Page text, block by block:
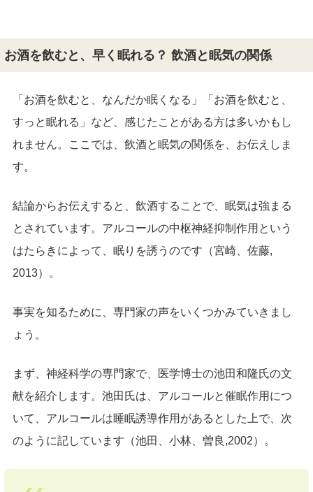
お酒を飲むと、早く眠れる？ 飲酒と眠気の関係
「お酒を飲むと、なんだか眠くなる」「お酒を飲むと、
すっと眠れる」など、感じたことがある方は多いかもし
れません。ここでは、飲酒と眠気の関係を、お伝えしま
す。
結論からお伝えすると、飲酒することで、眠気は強まる
とされています。アルコールの中枢神経抑制作用という
はたらきによって、眠りを誘うのです（宮崎、佐藤,
2013）。
事実を知るために、専門家の声をいくつかみていきまし
ょう。
まず、神経科学の専門家で、医学博士の池田和隆氏の文
献を紹介します。池田氏は、アルコールと催眠作用につ
いて、アルコールは睡眠誘導作用があるとした上で、次
のように記しています（池田、小林、曽良,2002）。